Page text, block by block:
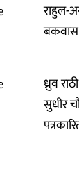
राहुल-
बकवास
ध्रुव
सुधीर